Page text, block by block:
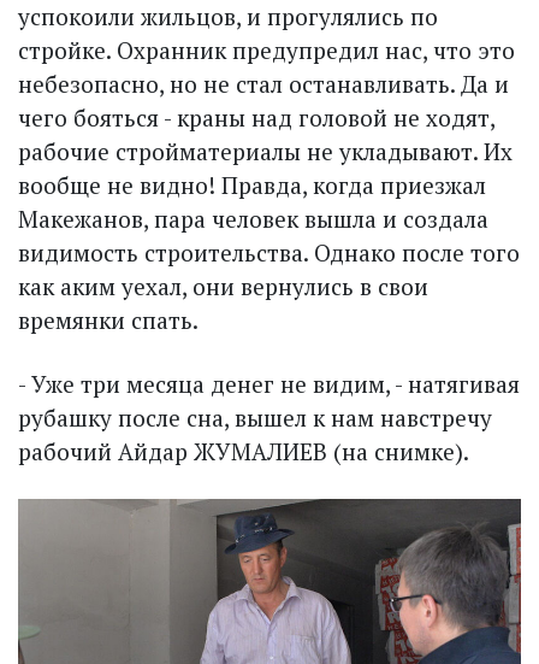
успокоили жильцов, и прогулялись по
стройке. Охранник предупредил нас, что это
небезопасно, но не стал останавливать. Да и
чего бояться - краны над головой не ходят,
рабочие стройматериалы не укладывают. Их
вообще не видно! Правда, когда приезжал
Макежанов, пара человек вышла и создала
видимость строительства. Однако после того
как аким уехал, они вернулись в свои
времянки спать.
- Уже три месяца денег не видим, - натягивая
рубашку после сна, вышел к нам навстречу
рабочий Айдар ЖУМАЛИЕВ (на снимке).